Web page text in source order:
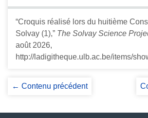
“Croquis réalisé lors du huitième
Solvay (1),” The Solvay Science
août 2026,
http://ladigitheque.ulb.ac.be/items/
← Contenu précédent